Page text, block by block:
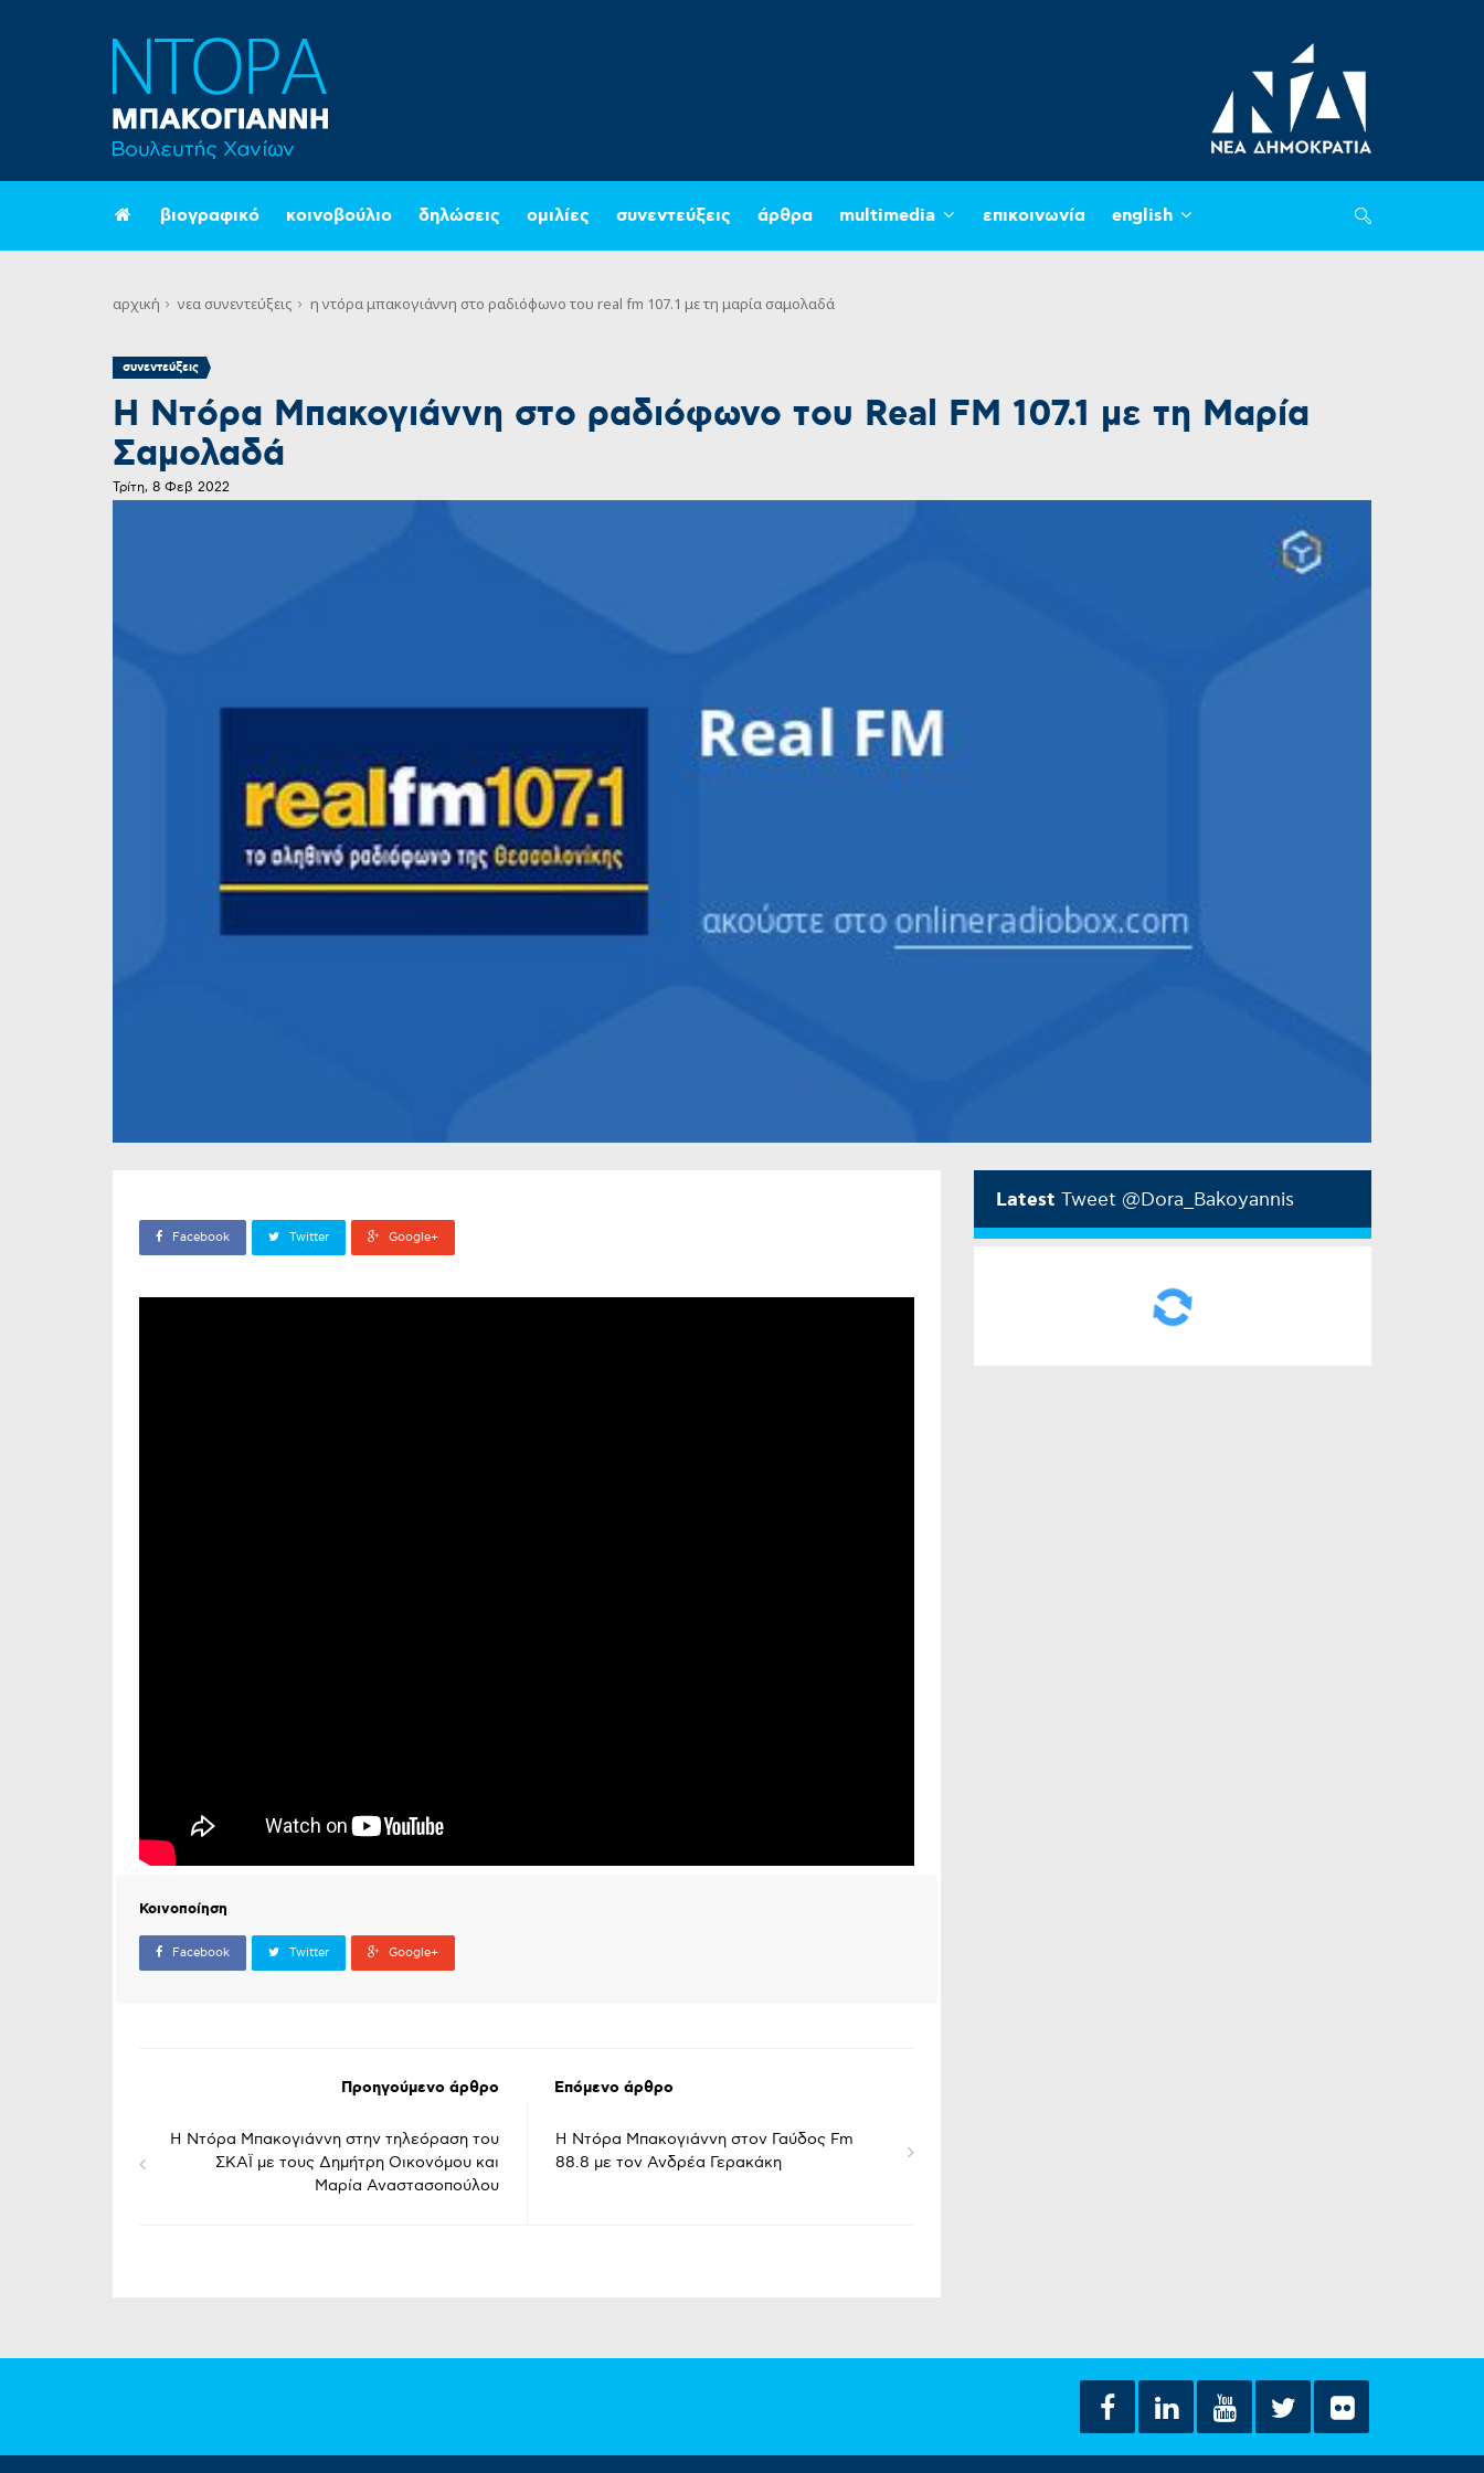
βιογραφικό κοινοβούλιο δηλώσεις ομιλίες συνεντεύξεις άρθρα multimedia επικοινωνία english
αρχική νεα συνεντεύξεις η ντόρα μπακογιάννη στο ραδιόφωνο του real fm 107.1 με τη μαρία σαμολαδά
συνεντεύξεις
Η Ντόρα Μπακογιάννη στο ραδιόφωνο του Real FM 107.1 με τη Μαρία
Σαμολαδά
Τρίτη, 8 Φεβ 2022
Facebook Twitter Google+
Κοινοποίηση
Facebook Twitter Google+
Προηγούμενο άρθρο
Η Ντόρα Μπακογιάννη στην τηλεόραση του
ΣΚΑΪ με τους Δημήτρη Οικονόμου και
Μαρία Αναστασοπούλου
Επόμενο άρθρο
Η Ντόρα Μπακογιάννη στον Γαύδος Fm
88.8 με τον Ανδρέα Γερακάκη
Latest Tweet @Dora_Bakoyannis